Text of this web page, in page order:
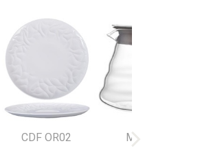
CDF OR02 MK15165